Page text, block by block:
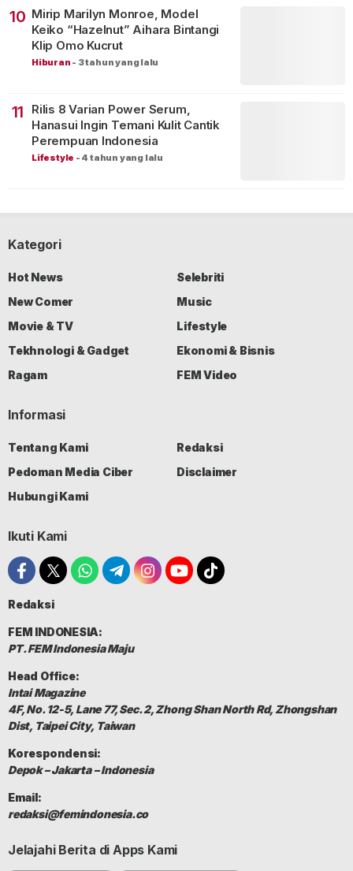
10 Mirip Marilyn Monroe, Model
Keiko “Hazelnut” Aihara Bintangi
Klip Omo Kucrut
Hiburan - 3 tahun yang lalu
11
Rilis 8 Varian Power Serum,
Hanasui Ingin Temani Kulit Cantik
Perempuan Indonesia
Lifestyle - 4 tahun yang lalu
Kategori
Hot News
Selebriti
New Comer
Music
Movie & TV
Lifestyle
Tekhnologi & Gadget
Ekonomi & Bisnis
Ragam
FEM Video
Informasi
Tentang Kami
Redaksi
Pedoman Media Ciber
Disclaimer
Hubungi Kami
Ikuti Kami
Redaksi
FEM INDONESIA:
PT. FEM Indonesia Maju
Head Office:
Intai Magazine
4F, No. 12-5, Lane 77, Sec. 2, Zhong Shan North Rd, Zhongshan
Dist, Taipei City, Taiwan
Korespondensi:
Depok – Jakarta – Indonesia
Email:
redaksi@femindonesia.co
Jelajahi Berita di Apps Kami